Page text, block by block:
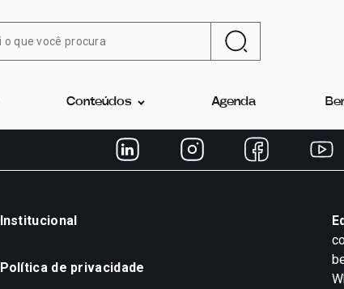
Conteúdos Agenda
Institucional
Política de privacidade